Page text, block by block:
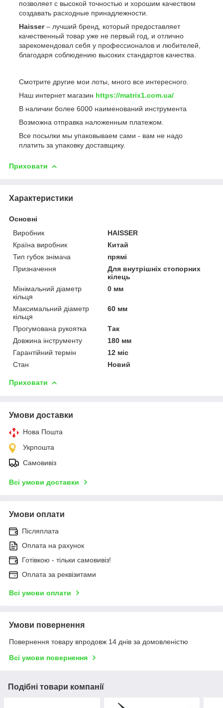
позволяет с высокой точностью и хорошим качеством
создавать расходные принадлежности.
Haisser– лучший бренд, который предоставляет
качественный товар уже не первый год, и отлично
зарекомендовал себя у профессионалов и любителей,
благодаря соблюдению высоких стандартов качества.
Смотрите другие мои лоты, много все интересного.
Наш интернет магазин https://matrix1.com.ua/
В наличии более 6000 наименований инструмента
Возможна отправка наложенным платежом.
Все посылки мы упаковываем сами - вам не надо
платить за упаковку доставщику.
Приховати
Характеристики
Основні
Виробник
HAISSER
Країна виробник
Китай
Тип губок знімача
прямі
Призначення
Для внутрішніх стопорних
кілець
Мінімальний діаметр
кільця
0 мм
Максимальний діаметр
кільця
60 мм
Прогумована рукоятка
Так
Довжина інструменту
180 мм
Гарантійний термін
12 міс
Стан
Новий
Приховати
Умови доставки
Нова Пошта
Укрпошта
Самовивіз
Всі умови доставки
Умови оплати
Післяплата
Оплата на рахунок
Готівкою - тільки самовивіз!
Оплата за реквізитами
Всі умови оплати
Умови повернення
Повернення товару впродовж 14 днів за домовленістю
Всі умови повернення
Подібні товари компанії